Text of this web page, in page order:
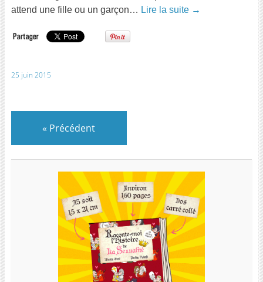
attend une fille ou un garçon… Lire la suite →
25 juin 2015
« Précédent